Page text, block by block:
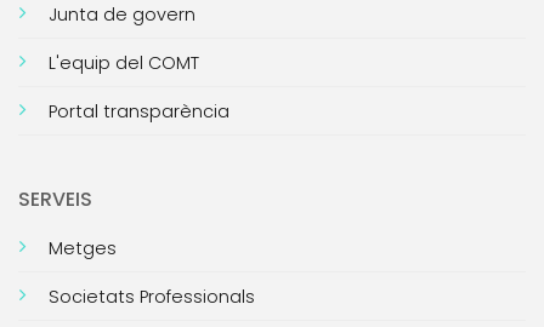
Junta de govern
L'equip del COMT
Portal transparència
SERVEIS
Metges
Societats Professionals